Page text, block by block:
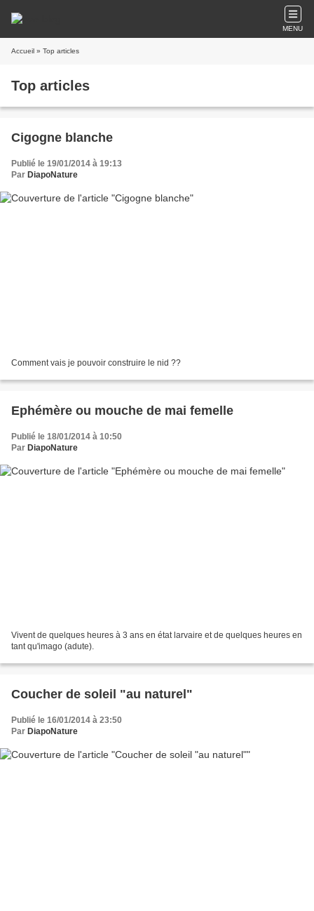
MENU
Accueil » Top articles
Top articles
Cigogne blanche
Publié le 19/01/2014 à 19:13
Par DiapoNature
Comment vais je pouvoir construire le nid ??
Ephémère ou mouche de mai femelle
Publié le 18/01/2014 à 10:50
Par DiapoNature
Vivent de quelques heures à 3 ans en état larvaire et de quelques heures en
tant qu'imago (adute).
Coucher de soleil "au naturel"
Publié le 16/01/2014 à 23:50
Par DiapoNature